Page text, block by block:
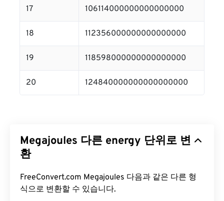
17 106114000000000000000
18 112356000000000000000
19 118598000000000000000
20 124840000000000000000
Megajoules 다른 energy 단위로 변
환
FreeConvert.com Megajoules 다음과 같은 다른 형
식으로 변환할 수 있습니다.